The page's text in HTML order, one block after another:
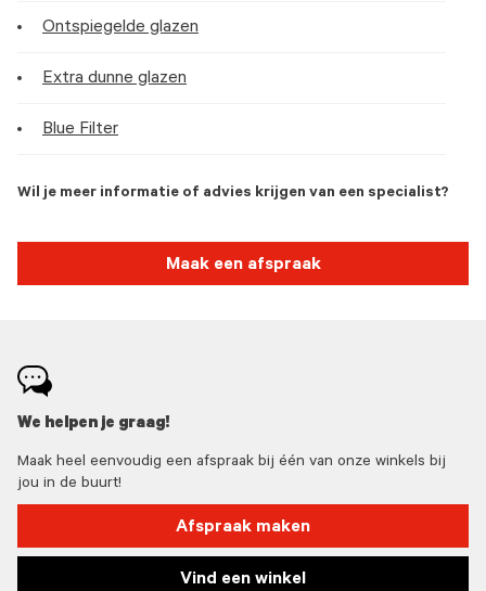
Ontspiegelde glazen
Extra dunne glazen
Blue Filter
Wil je meer informatie of advies krijgen van een specialist?
Maak een afspraak
We helpen je graag!
Maak heel eenvoudig een afspraak bij één van onze winkels bij
jou in de buurt!
Afspraak maken
Vind een winkel